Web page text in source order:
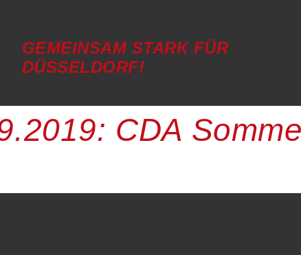
GEMEINSAM STARK FÜR
DÜSSELDORF!
CDA